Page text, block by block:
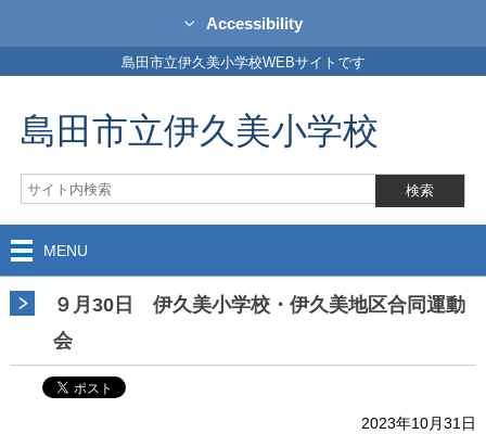
Accessibility
島田市立伊久美小学校WEBサイトです
島田市立伊久美小学校
MENU
９月30日 伊久美小学校・伊久美地区合同運動
会
2023年10月31日